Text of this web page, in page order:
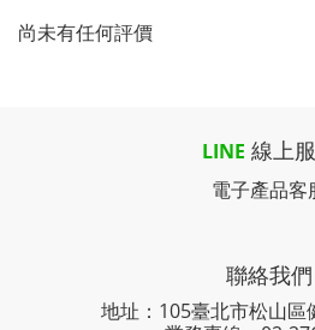
尚未有任何評價
LINE 線上
電子產品客
聯絡我們
地址：105臺北市松山區